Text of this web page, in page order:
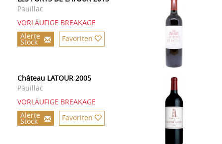
Pauillac
VORLÄUFIGE BREAKAGE
Alerte
Stock Favoriten
Château LATOUR 2005
Pauillac
VORLÄUFIGE BREAKAGE
Alerte
Stock Favoriten